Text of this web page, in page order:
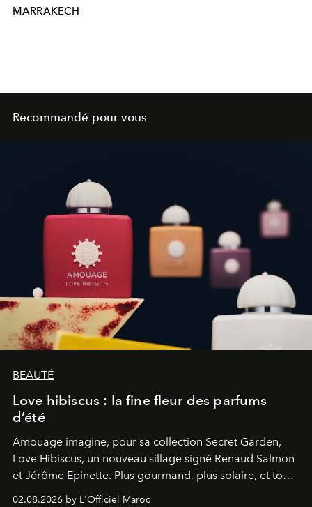
MARRAKECH
Recommandé pour vous
BEAUTÉ
Love hibiscus : la fine fleur des parfums
d’été
Amouage imagine, pour sa collection Secret Garden,
Love Hibiscus, un nouveau sillage signé Renaud Salmon
et Jérôme Epinette. Plus gourmand, plus solaire, et tout
à fait irrésistible.
02.08.2026 by L'Officiel Maroc